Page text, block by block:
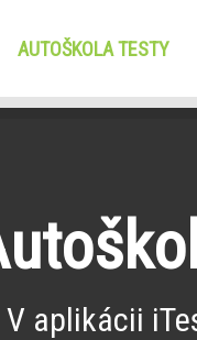
AUTOŠKOLA TESTY
V aplikácii